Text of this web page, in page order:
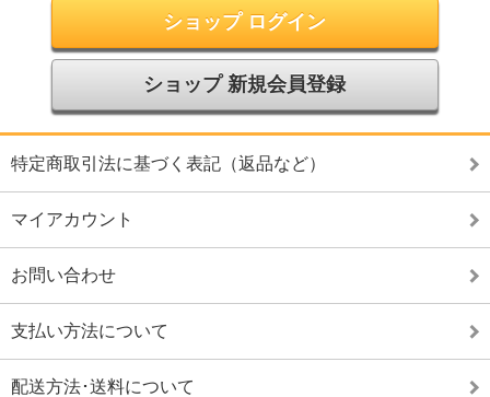
ショップ ログイン
ショップ 新規会員登録
特定商取引法に基づく表記（返品など）
マイアカウント
お問い合わせ
支払い方法について
配送方法･送料について